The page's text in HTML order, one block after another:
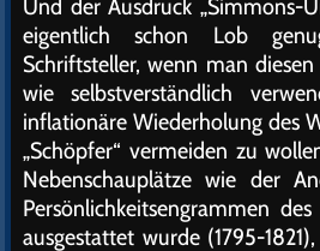
Und der Ausdruck „Simmons-
eigentlich schon Lob
Schriftsteller, wenn man
wie selbstverständlich
inflationäre Wiederholung des
„Schöpfer“ vermeiden zu
Nebenschauplätze wie der
Persönlichkeitsengrammen
ausgestattet wurde (1795-